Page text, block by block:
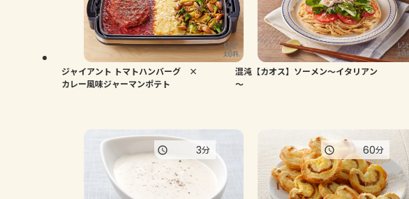
ジャイアント トマトハンバーグ ×
カレー風味ジャーマンポテト
混沌【カオス】ソーメン～イタリアン
～
3分 60分